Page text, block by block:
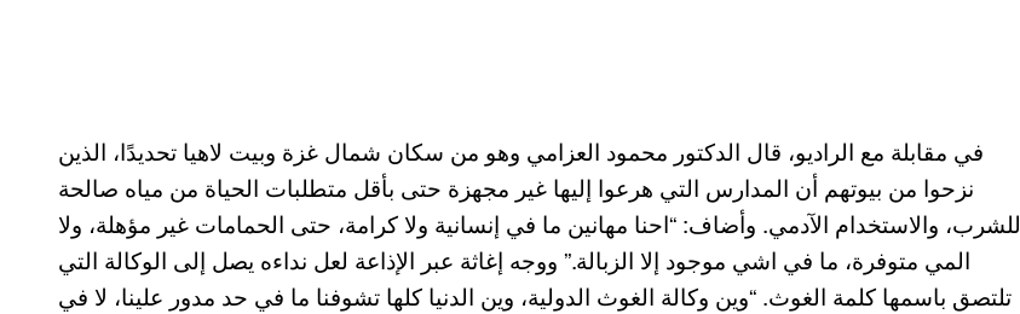
في مقابلة مع الراديو، قال الدكتور محمود العزامي وهو من سكان شمال غزة وبيت لاهيا تحديدًا، الذين
نزحوا من بيوتهم أن المدارس التي هرعوا إليها غير مجهزة حتى بأقل متطلبات الحياة من مياه صالحة
للشرب، والاستخدام الآدمي. وأضاف: “احنا مهانين ما في إنسانية ولا كرامة، حتى الحمامات غير مؤهلة، ولا
المي متوفرة، ما في اشي موجود إلا الزبالة.” ووجه إغاثة عبر الإذاعة لعل نداءه يصل إلى الوكالة التي
تلتصق باسمها كلمة الغوث. “وين وكالة الغوث الدولية، وين الدنيا كلها تشوفنا ما في حد مدور علينا، لا في